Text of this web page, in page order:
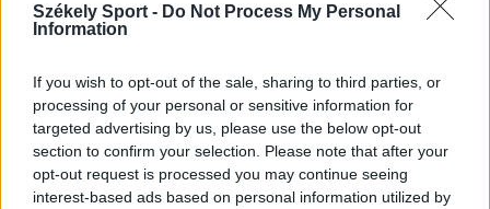
Székely Sport - Do Not Process My Personal
Information
If you wish to opt-out of the sale, sharing to third parties, or
processing of your personal or sensitive information for
targeted advertising by us, please use the below opt-out
section to confirm your selection. Please note that after your
opt-out request is processed you may continue seeing
interest-based ads based on personal information utilized by
Majka életveszélyes fenyegetés miatt
lemondta erdélyi koncertjét
Majka életveszélyes fenyegetést kapott, és emiatt
lemondta a sepsiszentgyörgyi SIC Fesztre tervezett
koncertjét. Majka ezt szerdán a Facebook-oldalán
jelentette be.